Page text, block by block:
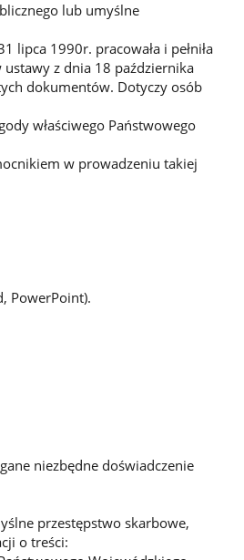
lub umyślne
1990r. pracowała i pełniła
z dnia 18 października
dokumentów. Dotyczy osób
właściwego Państwowego
w prowadzeniu takiej
PowerPoint).
niezbędne doświadczenie
przestępstwo skarbowe,
o treści: